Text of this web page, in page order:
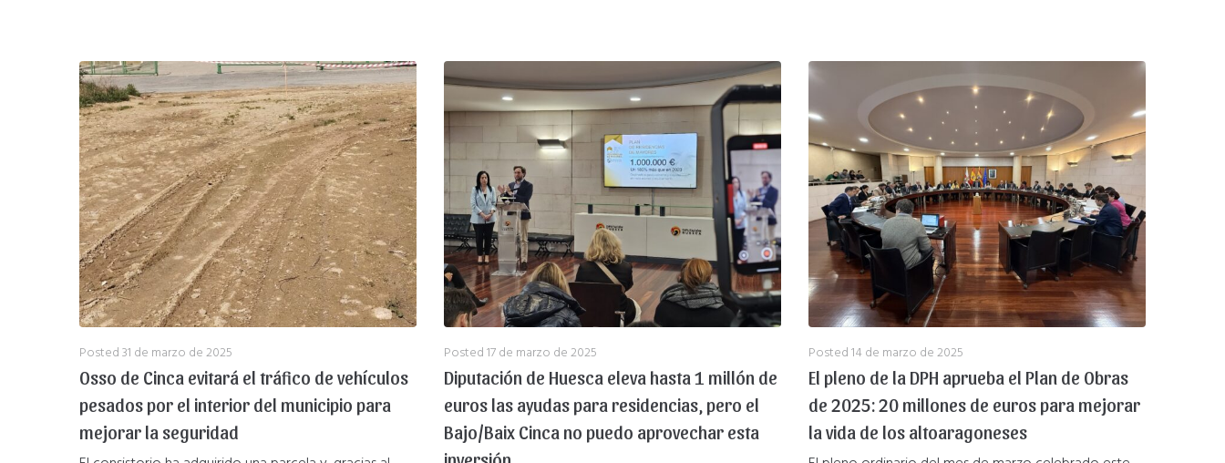
Posted31 de marzo de 2025
Osso de Cinca evitará el tráfico de vehículos
pesados por el interior del municipio para
mejorar la seguridad
Posted17 de marzo de 2025
Diputación de Huesca eleva hasta 1 millón de
euros las ayudas para residencias, pero el
Bajo/Baix Cinca no puedo aprovechar esta
Posted14 de marzo de 2025
El pleno de la DPH aprueba el Plan de Obras
de 2025: 20 millones de euros para mejorar
la vida de los altoaragoneses